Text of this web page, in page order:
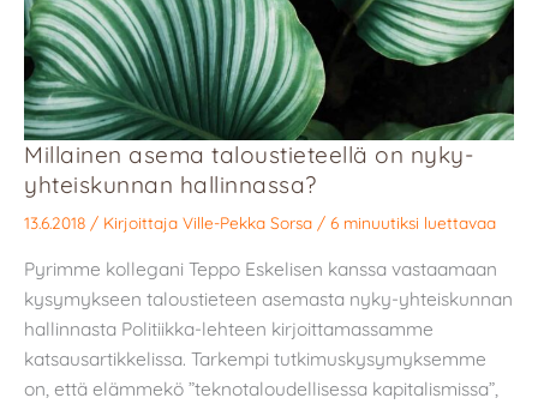
Millainen asema taloustieteellä on nyky-
yhteiskunnan hallinnassa?
13.6.2018 / Kirjoittaja Ville-Pekka Sorsa / 6 minuutiksi luettavaa
Pyrimme kollegani Teppo Eskelisen kanssa vastaamaan
kysymykseen taloustieteen asemasta nyky-yhteiskunnan
hallinnasta Politiikka-lehteen kirjoittamassamme
katsausartikkelissa. Tarkempi tutkimuskysymyksemme
on, että elämmekö ”teknotaloudellisessa kapitalismissa”,